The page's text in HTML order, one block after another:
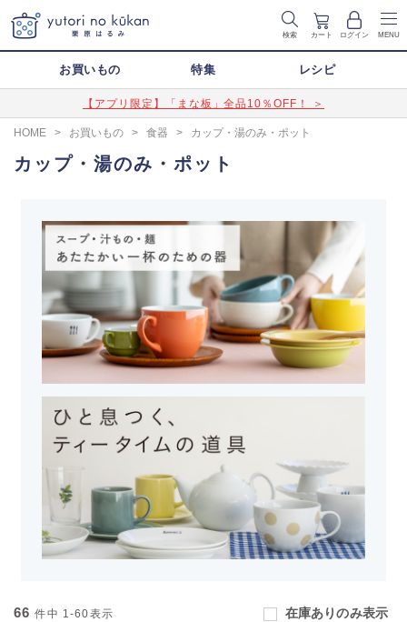
検索 カート ログイン MENU
お買いもの 特集 レシピ
【アプリ限定】「まな板」全品10％OFF！ ＞
HOME > お買いもの > 食器 > カップ・湯のみ・ポット
カップ・湯のみ・ポット
66 件中 1-60表示 在庫ありのみ表示